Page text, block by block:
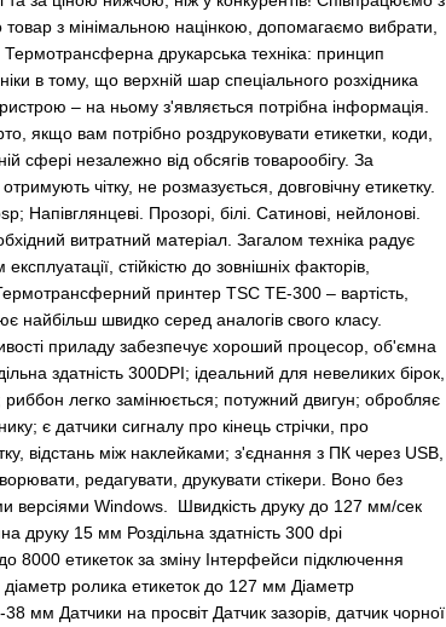
з мінімальною націнкою, допомагаємо вибрати,
друкарська техніка: принцип
в тому, що верхній шар спеціального розхідника
– на ньому з'являється потрібна інформація.
якщо вам потрібно роздруковувати етикетки, коди,
сфері незалежно від обсягів товарообігу. За
чітку, не розмазується, довговічну етикетку.
Напівглянцеві. Прозорі, білі. Сатинові, нейлонові.
витратний матеріал. Загалом техніка радує
стійкістю до зовнішніх факторів,
принтер TSC TE-300 – вартість,
найбільш швидко серед аналогів свого класу.
приладу забезпечує хороший процесор, об'ємна
здатність 300DPI; ідеальний для невеликих бірок,
риббон ​​легко замінюється; потужний двигун; обробляє
є датчики сигналу про кінець стрічки, про
відстань між наклейками; з'єднання з ПК через USB,
редагувати, друкувати стікери. Воно без
версіями Windows. Швидкість друку до 127 мм/сек
15 мм Роздільна здатність 300 dpi
8000 етикеток за зміну Інтерфейси підключення
ролика етикеток до 127 мм Діаметр
мм Датчики на просвіт Датчик зазорів, датчик чорної